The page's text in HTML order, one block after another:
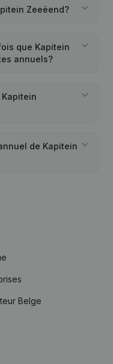
Zeeëend?
que Kapitein
annuels?
de Kapitein
Belge